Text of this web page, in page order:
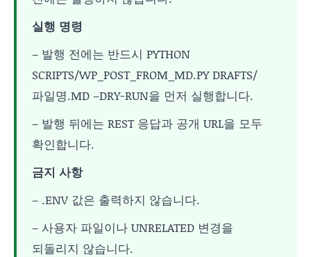
실행 명령
– 발행 전에는 반드시 PYTHON
SCRIPTS/WP_POST_FROM_MD.PY DRAFTS/
파일명.MD –DRY-RUN을 먼저 실행합니다.
– 발행 뒤에는 REST 응답과 공개 URL을 모두
확인합니다.
금지 사항
– .ENV 값은 출력하지 않습니다.
– 사용자 파일이나 UNRELATED 변경을
되돌리지 않습니다.